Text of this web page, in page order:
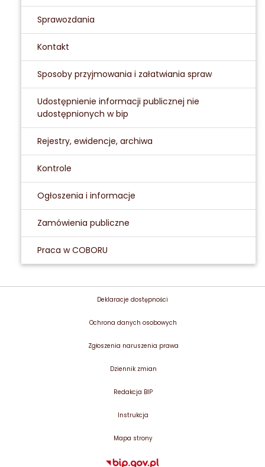
Sprawozdania
Kontakt
Sposoby przyjmowania i załatwiania spraw
Udostępnienie informacji publicznej nie
udostępnionych w bip
Rejestry, ewidencje, archiwa
Kontrole
Ogłoszenia i informacje
Zamówienia publiczne
Praca w COBORU
Deklaracje dostępności
Ochrona danych osobowych
Zgłoszenia naruszenia prawa
Dziennik zmian
Redakcja BIP
Instrukcja
Mapa strony